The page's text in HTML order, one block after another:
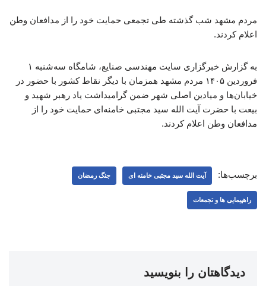
مردم مشهد شب گذشته طی تجمعی حمایت خود را از مدافعان وطن
اعلام کردند.
به گزارش خبرگزاری سایت مهندسی صنایع، شامگاه سه‌شنبه ۱
فروردین ۱۴۰۵ مردم مشهد همزمان با دیگر نقاط کشور با حضور در
خیابان‌ها و میادین اصلی شهر ضمن گرامیداشت یاد رهبر شهید و
بیعت با حضرت آیت الله سید مجتبی خامنه‌ای حمایت خود را از
مدافعان وطن اعلام کردند.
برچسب‌ها: آیت الله سید مجتبی خامنه ای جنگ رمضان
راهپیمایی ها و تجمعات
دیدگاهتان را بنویسید